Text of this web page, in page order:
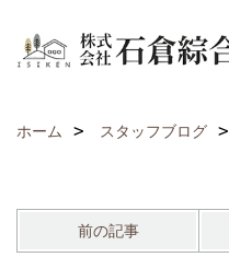
ホーム スタッフブログ
前の記事